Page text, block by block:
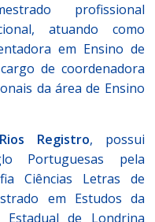
profissional
atuando como
em Ensino de
de coordenadora
da área de Ensino
Registro, possui
Portuguesas pela
Ciências Letras de
em Estudos da
Estadual de Londrina